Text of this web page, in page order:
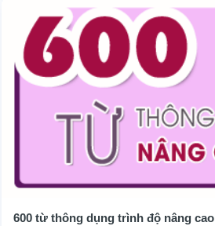
600 từ thông dụng trình độ nâng cao